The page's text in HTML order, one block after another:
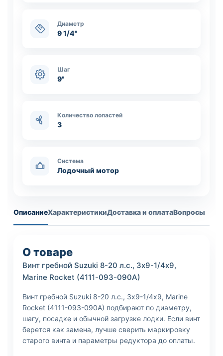
Диаметр
9 1/4"
Шаг
9"
Количество лопастей
3
Система
Лодочный мотор
ОписаниеХарактеристикиДоставка и оплатаВопросы
О товаре
Винт гребной Suzuki 8-20 л.с., 3х9-1/4х9,
Marine Rocket (4111-093-090A)
Винт гребной Suzuki 8-20 л.с., 3х9-1/4х9, Marine
Rocket (4111-093-090A) подбирают по диаметру,
шагу, посадке и обычной загрузке лодки. Если винт
берется как замена, лучше сверить маркировку
старого винта и параметры редуктора до оплаты.